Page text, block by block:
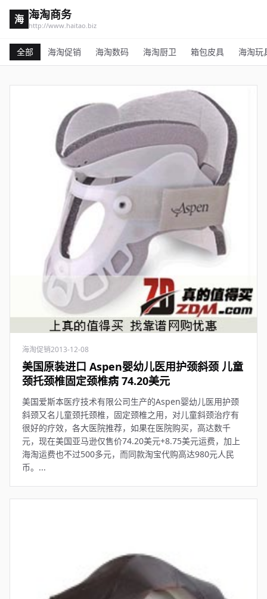
海 海淘商务
http://www.haitao.biz
全部 海淘促销 海淘数码 海淘厨卫 箱包皮具 海淘玩
海淘促销2013-12-08
美国原装进口 Aspen婴幼儿医用护颈斜颈 儿童
颈托颈椎固定颈椎病 74.20美元
美国爱斯本医疗技术有限公司生产的Aspen婴幼儿医用护颈
斜颈又名儿童颈托颈椎，固定颈椎之用，对儿童斜颈治疗有
很好的疗效，各大医院推荐，如果在医院购买，高达数千
元，现在美国亚马逊仅售价74.20美元+8.75美元运费，加上
海淘运费也不过500多元，而同款淘宝代购高达980元人民
币。...